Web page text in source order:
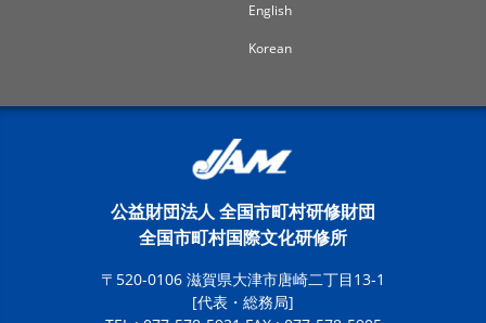
English
Korean
公益財団法人 全国市町村研修財団
全国市町村国際文化研修所
〒520-0106 滋賀県大津市唐崎二丁目13-1
[代表・総務局]